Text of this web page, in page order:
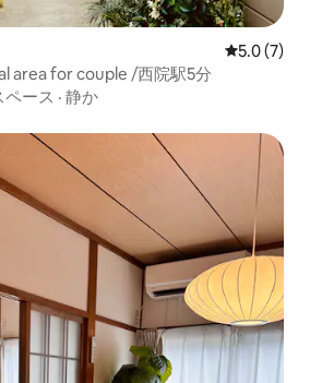
レビュー7
5.0 (7)
area for couple /西院駅5分
ペース · 静か